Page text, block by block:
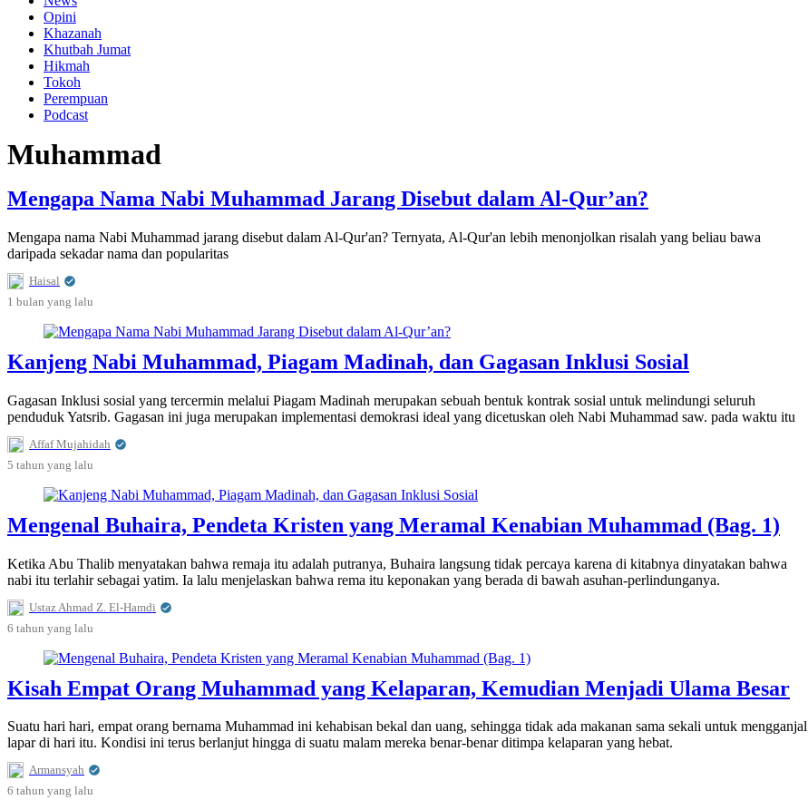
Opini
Khazanah
Khutbah Jumat
Hikmah
Tokoh
Perempuan
Podcast
Muhammad
Mengapa Nama Nabi Muhammad Jarang Disebut dalam Al-Qur’an?
Mengapa nama Nabi Muhammad jarang disebut dalam Al-Qur'an? Ternyata, Al-Qur'an lebih menonjolkan risalah yang beliau bawa
daripada sekadar nama dan popularitas
Haisal
1 bulan yang lalu
Kanjeng Nabi Muhammad, Piagam Madinah, dan Gagasan Inklusi Sosial
Gagasan Inklusi sosial yang tercermin melalui Piagam Madinah merupakan sebuah bentuk kontrak sosial untuk melindungi seluruh
penduduk Yatsrib. Gagasan ini juga merupakan implementasi demokrasi ideal yang dicetuskan oleh Nabi Muhammad saw. pada waktu itu
Affaf Mujahidah
5 tahun yang lalu
Mengenal Buhaira, Pendeta Kristen yang Meramal Kenabian Muhammad (Bag. 1)
Ketika Abu Thalib menyatakan bahwa remaja itu adalah putranya, Buhaira langsung tidak percaya karena di kitabnya dinyatakan bahwa
nabi itu terlahir sebagai yatim. Ia lalu menjelaskan bahwa rema itu keponakan yang berada di bawah asuhan-perlindunganya.
Ustaz Ahmad Z. El-Hamdi
6 tahun yang lalu
Kisah Empat Orang Muhammad yang Kelaparan, Kemudian Menjadi Ulama Besar
Suatu hari hari, empat orang bernama Muhammad ini kehabisan bekal dan uang, sehingga tidak ada makanan sama sekali untuk mengganjal
lapar di hari itu. Kondisi ini terus berlanjut hingga di suatu malam mereka benar-benar ditimpa kelaparan yang hebat.
Armansyah
6 tahun yang lalu